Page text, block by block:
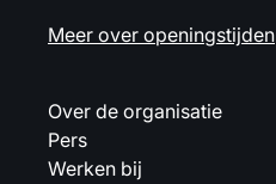
Meer over openingstijden
Over de organisatie
Pers
Werken bij